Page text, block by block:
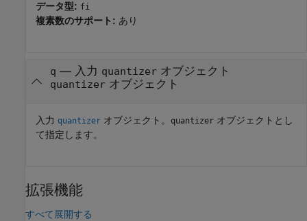
データ型: fi
複素数のサポート: あり
q — 入力 quantizerオブジェクト
quantizerオブジェクト
入力 quantizer オブジェクト。 quantizer オブジェクトとし
て指定します。
拡張機能
すべて展開する